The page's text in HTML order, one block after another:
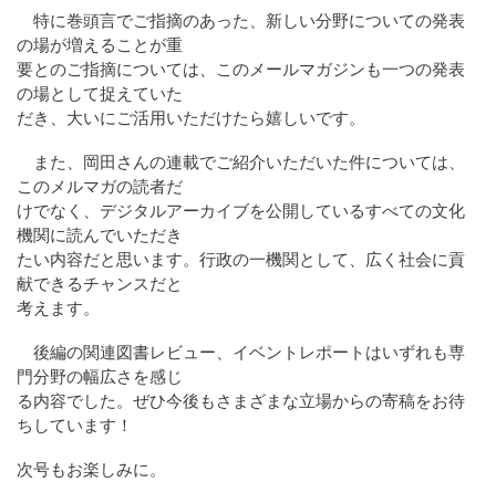
特に巻頭言でご指摘のあった、新しい分野についての発表
の場が増えることが重
要とのご指摘については、このメールマガジンも一つの発表
の場として捉えていた
だき、大いにご活用いただけたら嬉しいです。
また、岡田さんの連載でご紹介いただいた件については、
このメルマガの読者だ
けでなく、デジタルアーカイブを公開しているすべての文化
機関に読んでいただき
たい内容だと思います。行政の一機関として、広く社会に貢
献できるチャンスだと
考えます。
後編の関連図書レビュー、イベントレポートはいずれも専
門分野の幅広さを感じ
る内容でした。ぜひ今後もさまざまな立場からの寄稿をお待
ちしています！
次号もお楽しみに。